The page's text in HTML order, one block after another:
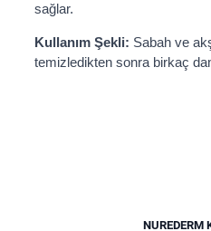
sağlar.
Kullanım Şekli: Sabah ve
temizledikten sonra birkaç
NUREDERM